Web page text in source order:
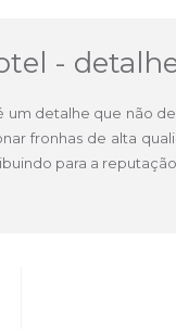
-
um detalhe que não
fronhas de alta
para a